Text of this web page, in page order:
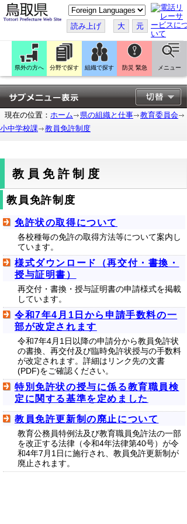
こ
の
ペ
ー
ジ
翻
訳
す
る
読み上げ 大 元
県外の方へ 分野で探す 組織で探す 防災 緊急 メニュー
現在の位置： ホーム 県の組織と仕事
教育委員会
小中学校課
教員免許制度
教員免許制度
教員免許制度
免許状の取得について
各校種毎の免許の取得方法等について案内し
ています。
様式ダウンロード（再交付・書換・
授与証明書）
再交付・書換・授与証明書の申請様式を掲載
しています。
令和7年4月1日から申請手数料の一
部が改定されます
令和7年4月1日以降の申請分から教員免許状
の書換、再交付及び臨時免許状授与の手数料
が改定されます。詳細はリンク先の文書
(PDF)をご確認ください。
特別免許状の授与に係る教育職員検
定に関する基準を定めました
教員免許更新制の廃止について
教育公務員特例法及び教育職員免許法の一部
を改正する法律（令和4年法律第40号）が令
和4年7月1日に施行され、教員免許更新制が
廃止されます。